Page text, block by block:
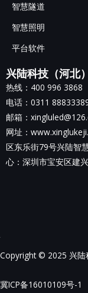
智慧隧道
智慧照明
平台软件
兴陆科技（河北
热线：400 996 3868
电话：0311
邮箱：
网址：
区东乐街79
心：深圳市宝安区建
Copyright © 2025 兴陆
冀ICP备16010109号-1